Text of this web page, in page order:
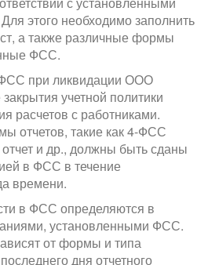
этого необходимо заполнить
а также различные формы
ФСС.
ФСС при ликвидации ООО
учетной политики
расчетов с работниками.
отчетов, такие как 4-ФСС
и др., должны быть сданы
в ФСС в течение
времени.
в ФСС определяются в
установленными ФСС.
от формы и типа
дня отчетного